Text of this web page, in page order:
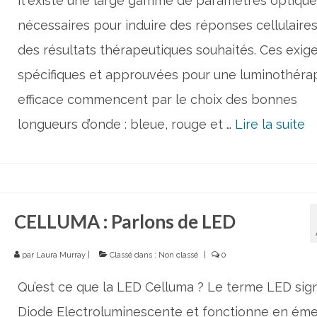
nécessaires pour induire des réponses
des résultats thérapeutiques souhaités. Ces
spécifiques et approuvées pour une
efficace commencent par le choix des bonnes
longueurs d’onde : bleue, rouge et … Lire la suite­­
CELLUMA : Parlons de LED
par Laura Murray| Classé dans : Non classé 0
Qu’est ce que la LED Celluma ? Le terme LED
Diode Electroluminescente et fonctionne en